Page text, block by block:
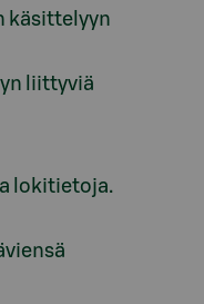
käsittelyyn
liittyviä
lokitietoja.